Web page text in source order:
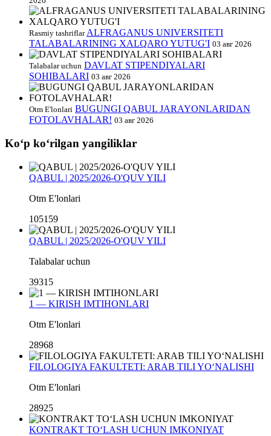
Rasmiy tashriflar ALFRAGANUS UNIVERSITETI
TALABALARINING XALQARO YUTUG'I 03 авг 2026
Talabalar uchun DAVLAT STIPENDIYALARI
SOHIBALARI 03 авг 2026
Otm E'lonlari BUGUNGI QABUL JARAYONLARIDAN
FOTOLAVHALAR! 03 авг 2026
Koʻp koʻrilgan yangiliklar
QABUL | 2025/2026-O'QUV YILI
Otm E'lonlari
105159
QABUL | 2025/2026-O'QUV YILI
Talabalar uchun
39315
1 — KIRISH IMTIHONLARI
Otm E'lonlari
28968
FILOLOGIYA FAKULTETI: ARAB TILI YO‘NALISHI
Otm E'lonlari
28925
KONTRAKT TO‘LASH UCHUN IMKONIYAT